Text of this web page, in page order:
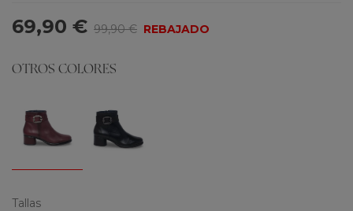
69,90 € 99,90 € REBAJADO
OTROS COLORES
Tallas